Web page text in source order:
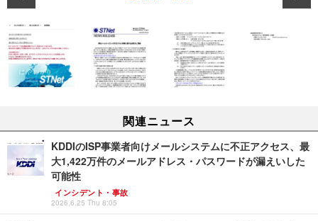
関連ニュース
KDDIのISP事業者向けメールシステムに不正アクセス、最
大1,422万件のメールアドレス・パスワードが漏えいした
可能性
インシデント・事故
2026.6.25 Thu 8:05